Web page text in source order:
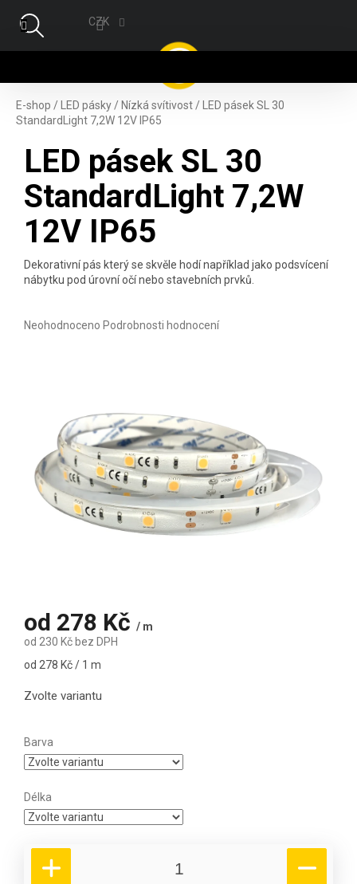
CZK
E-shop / LED pásky / Nízká svítivost /
LED pásek SL 30
StandardLight 7,2W 12V IP65
LED pásek SL 30
StandardLight 7,2W
12V IP65
Dekorativní pás který se skvěle hodí například jako podsvícení
nábytku pod úrovní očí nebo stavebních prvků.
Průměrné hodnocení produktu je 0,0 z 5 hvězdiček.
Neohodnoceno Podrobnosti hodnocení
od 278 Kč / m
od 230 Kč bez DPH
Měrná cena:
od 278 Kč / 1 m
Zvolte variantu
Barva
Délka